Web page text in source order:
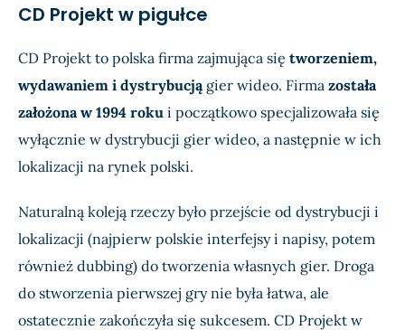
Gdzie kupić akcje CD Projektu?
Dyskusja na temat akcji CD Projekt (komentarze)
CD Projekt w pigułce
CD Projekt to polska firma zajmująca się tworzeniem,
wydawaniem i dystrybucją gier wideo. Firma została
założona w 1994 roku i początkowo specjalizowała się
wyłącznie w dystrybucji gier wideo, a następnie w ich
lokalizacji na rynek polski.
Naturalną koleją rzeczy było przejście od dystrybucji i
lokalizacji (najpierw polskie interfejsy i napisy, potem
również dubbing) do tworzenia własnych gier. Droga
do stworzenia pierwszej gry nie była łatwa, ale
ostatecznie zakończyła się sukcesem. CD Projekt w